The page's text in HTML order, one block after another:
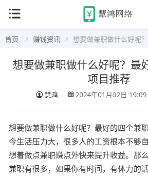
首页 赚钱资讯 想要做兼职做什么好呢？
想要做兼职做什么好呢？最
项目推荐
慧鸿 2024年01月02日 19:09
想要做兼职做什么好呢？最好的四个兼
今生活压力大，很多人的工资根本不够
想着做点兼职赚点外快来提升收益。那
兼职有很多，如果你有时间，有体力的